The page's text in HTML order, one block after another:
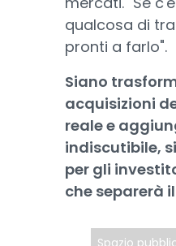
qualcosa di
pronti a farlo".
Siano
acquisizioni
reale e
indiscutibile,
per gli
che separerà
Spazio